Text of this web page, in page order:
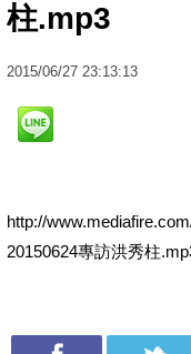
柱.mp3
2015/06/27 23:13:13
http://
20150624專訪洪秀柱